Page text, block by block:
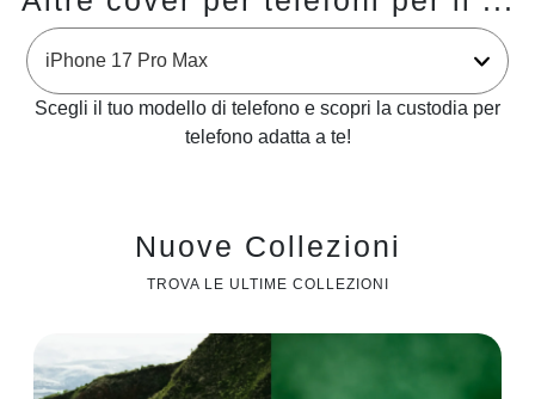
Scegli il tuo modello di telefono e scopri la custodia per
telefono adatta a te!
Nuove Collezioni
TROVA LE ULTIME COLLEZIONI